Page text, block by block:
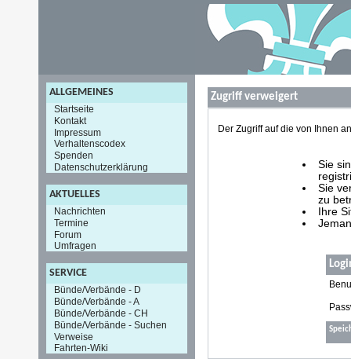
ALLGEMEINES
Startseite
Kontakt
Impressum
Verhaltenscodex
Spenden
Datenschutzerklärung
AKTUELLES
Nachrichten
Termine
Forum
Umfragen
SERVICE
Bünde/Verbände - D
Bünde/Verbände - A
Bünde/Verbände - CH
Bünde/Verbände - Suchen
Verweise
Fahrten-Wiki
Zugriff verweigert
Der Zugriff auf die von Ihnen
Sie
Sie
zu
Ihre